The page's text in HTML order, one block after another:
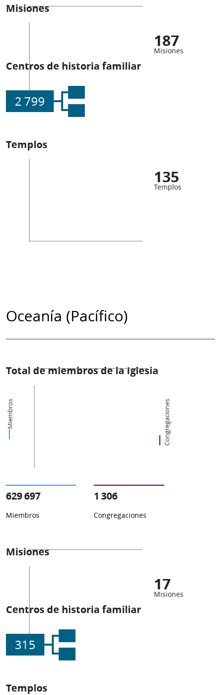
Misiones
187
Misiones
Centros de historia familiar
2 799
Templos
135
Templos
Oceanía (Pacífico)
Total de miembros de la Iglesia
Miembros Congregaciones
629 697
Miembros
1 306
Congregaciones
Misiones
17
Misiones
Centros de historia familiar
315
Templos